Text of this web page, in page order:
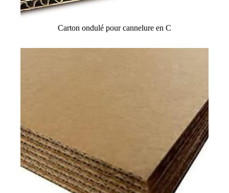
Carton ondulé pour cannelure en C